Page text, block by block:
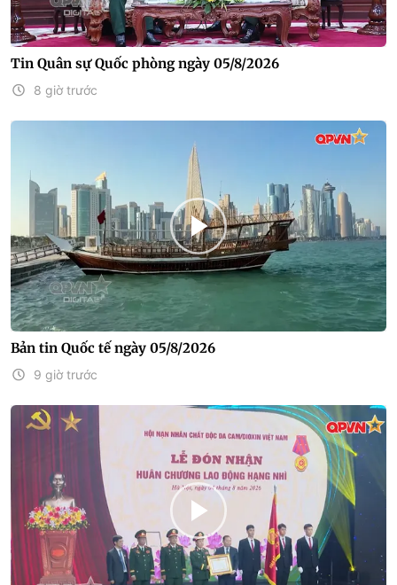
Tin Quân sự Quốc phòng ngày 05/8/2026
8 giờ trước
Bản tin Quốc tế ngày 05/8/2026
9 giờ trước